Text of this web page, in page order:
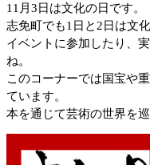
11月3日は文化の日です。
志免町でも1日と2日は文
イベントに参加したり、
ね。
このコーナーでは国宝や
ています。
本を通じて芸術の世界を